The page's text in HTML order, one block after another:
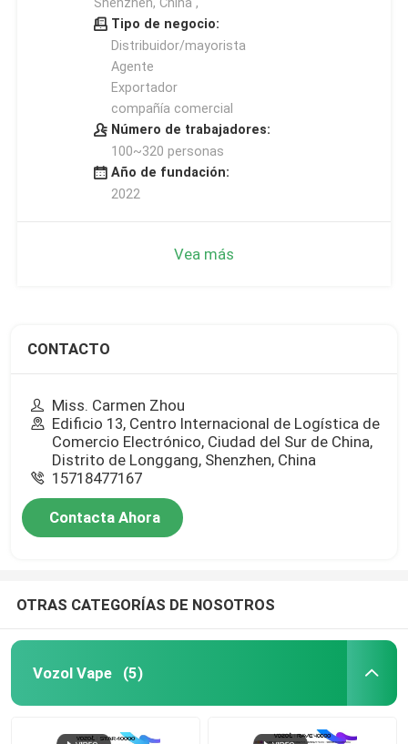
Tipo de negocio:
Distribuidor/mayorista
Agente
Exportador
compañía comercial
Número de trabajadores:
100~320 personas
Año de fundación:
2022
Vea más
CONTACTO
Miss. Carmen Zhou
Edificio 13, Centro Internacional de Logística de
Comercio Electrónico, Ciudad del Sur de China,
Distrito de Longgang, Shenzhen, China
15718477167
Contacta Ahora
OTRAS CATEGORÍAS DE NOSOTROS
Vozol Vape (5)